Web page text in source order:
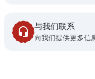
与我们联系
向我们提供更多信